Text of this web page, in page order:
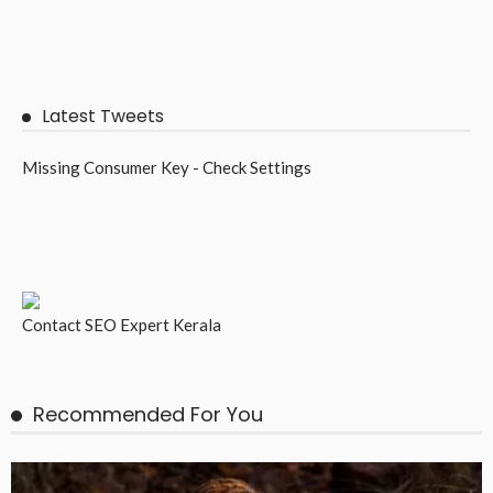
Latest Tweets
Missing Consumer Key - Check Settings
ContactSEO Expert Kerala
Recommended For You